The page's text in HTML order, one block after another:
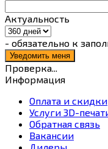
Актуальность
- обязательно к
Проверка...
Информация
Оплата и скидки
Услуги 3D-
Обратная связь
Вакансии